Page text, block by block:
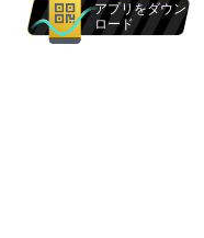
アプリをダウン
ロード